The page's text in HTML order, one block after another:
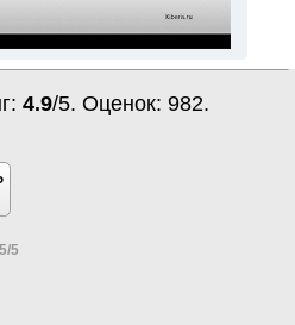
4.9/5. Оценок: 982.
5/5